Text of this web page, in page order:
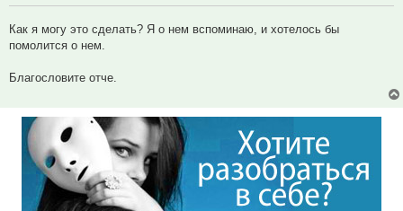
Как я могу это сделать? Я о нем вспоминаю, и хотелось бы
помолится о нем.
Благословите отче.